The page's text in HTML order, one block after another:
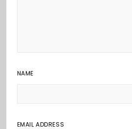
NAME
EMAIL ADDRESS